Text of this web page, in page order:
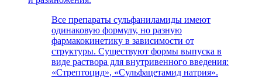
Все препараты сульфаниламиды имеют
одинаковую формулу, но разную
фармакокинетику в зависимости от
структуры. Существуют формы выпуска в
виде раствора для внутривенного введения:
«Стрептоцид», «Сульфацетамид натрия».